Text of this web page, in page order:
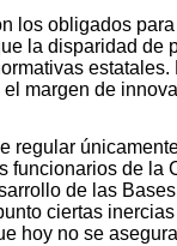
los obligados
la disparidad de
estatales.
el margen de
regular
funcionarios de la
de las
ciertas
hoy no se